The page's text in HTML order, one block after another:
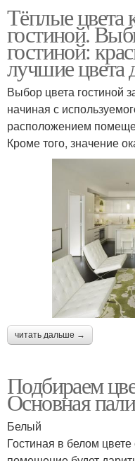
Тёплые цвета
гостиной.
гостиной:
лучшие цвета
Выбор цвета гостиной
начиная с
расположением
Кроме того, значение
читать дальше →
Подбираем
Основная
Белый
Гостиная в белом